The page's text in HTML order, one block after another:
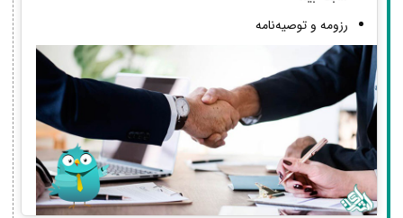
رزومه و توصیه‌نامه